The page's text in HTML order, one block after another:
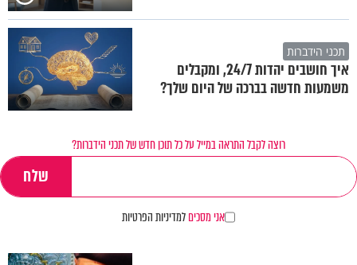
תכני הידברות
איך חושבים יהדות 24/7, ומקבלים
משמעות חדשה בברכה של היום שלך?
רוצה לקבל התראה במייל על כל תוכן חדש של תכני הידברות?
אני מסכיםלמדיניות הפרטיות